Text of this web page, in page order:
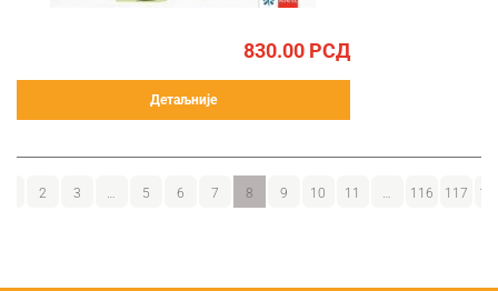
830.00 РСД
Детаљније
2 3 5 6 7 8 9 10 11 116 117